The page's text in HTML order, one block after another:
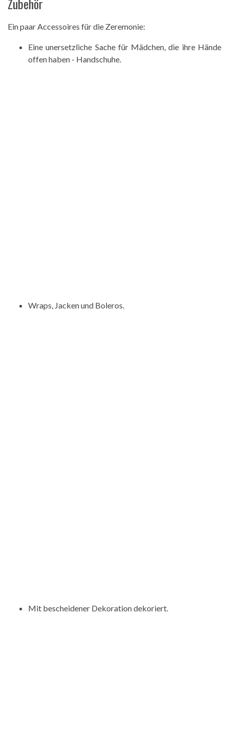
Ein paar Accessoires für die Zeremonie:
Eine unersetzliche Sache für Mädchen, die ihre Hände
offen haben - Handschuhe.
Wraps, Jacken und Boleros.
Mit bescheidener Dekoration dekoriert.